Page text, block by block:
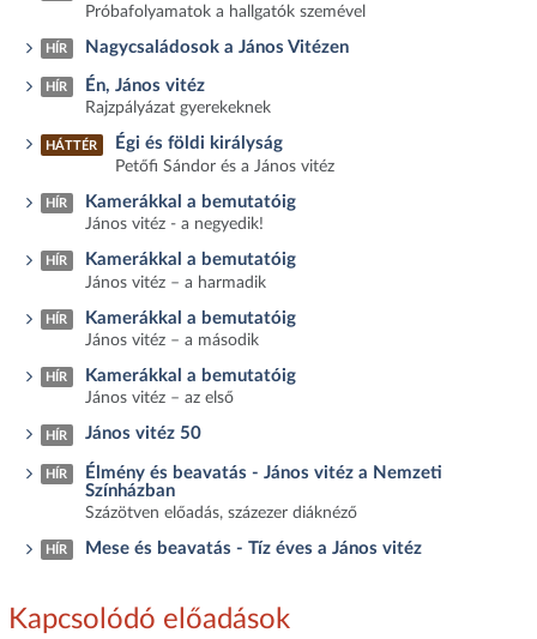
Próbafolyamatok a hallgatók szemével
HÍR Nagycsaládosok a János Vitézen
HÍR Én, János vitéz
Rajzpályázat gyerekeknek
HÁTTÉR Égi és földi királyság
Petőfi Sándor és a János vitéz
HÍR Kamerákkal a bemutatóig
János vitéz - a negyedik!
HÍR Kamerákkal a bemutatóig
János vitéz – a harmadik
HÍR Kamerákkal a bemutatóig
János vitéz – a második
HÍR Kamerákkal a bemutatóig
János vitéz – az első
HÍR János vitéz 50
HÍR
Élmény és beavatás - János vitéz a Nemzeti
Színházban
Százötven előadás, százezer diáknéző
HÍR Mese és beavatás - Tíz éves a János vitéz
Kapcsolódó előadások